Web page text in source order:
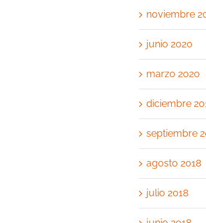
noviembre
junio 2020
marzo 2020
diciembre
septiembre
agosto 2018
julio 2018